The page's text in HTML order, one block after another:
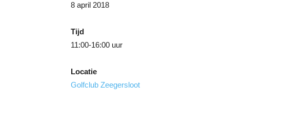
8 april 2018
Tijd
11:00-16:00 uur
Locatie
Golfclub Zeegersloot